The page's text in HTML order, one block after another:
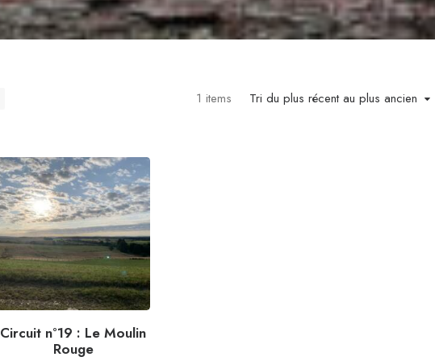
Tri du plus récent au plus ancien
1 items
Circuit n°19 : Le Moulin
Rouge